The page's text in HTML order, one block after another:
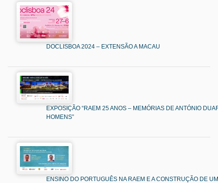
DOCLISBOA 2024 – EXTENSÃO A MACAU
EXPOSIÇÃO “RAEM 25 ANOS – MEMÓRIAS DE ANTÓNIO
HOMENS”
ENSINO DO PORTUGUÊS NA RAEM E A CONSTRUÇÃO DE